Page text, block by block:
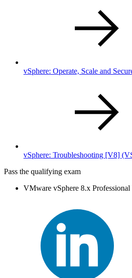
vSphere: Operate, Scale and
vSphere: Troubleshooting [V8]
Pass the qualifying exam
VMware vSphere 8.x